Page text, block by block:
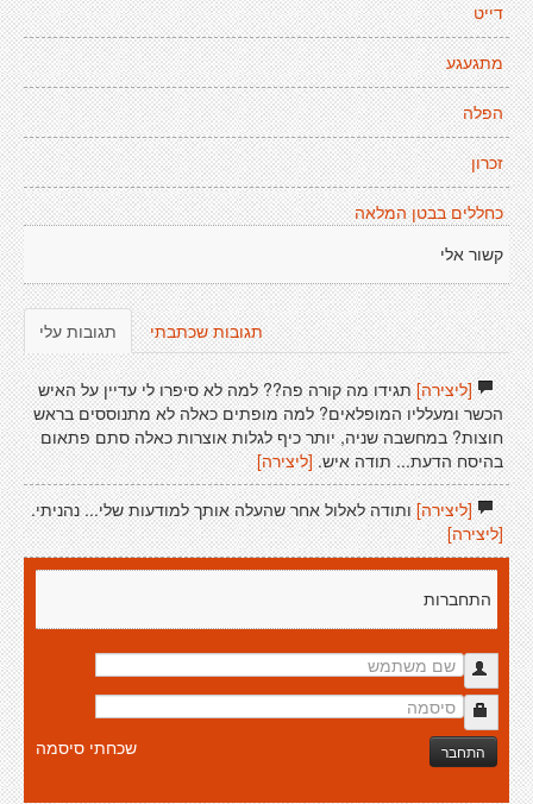
דייט
מתגעגע
הפלה
זכרון
כחללים בבטן המלאה
קשור אלי
תגובות עלי תגובות שכתבתי
[ליצירה]תגידו מה קורה פה?? למה לא סיפרו לי עדיין על האיש
הכשר ומעלליו המופלאים? למה מופתים כאלה לא מתנוססים בראש
חוצות? במחשבה שניה, יותר כיף לגלות אוצרות כאלה סתם פתאום
בהיסח הדעת... תודה איש. [ליצירה]
[ליצירה]ותודה לאלול אחר שהעלה אותך למודעות שלי... נהניתי.
[ליצירה]
התחברות
התחבר שכחתי סיסמה